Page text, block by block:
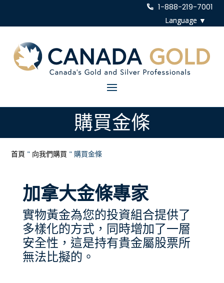
1-888-219-7001
購買金條
首頁 " 向我們購買 " 購買金條
加拿大金條專家
實物黃金為您的投資組合提供了
多樣化的方式，同時增加了一層
安全性，這是持有貴金屬股票所
無法比擬的。